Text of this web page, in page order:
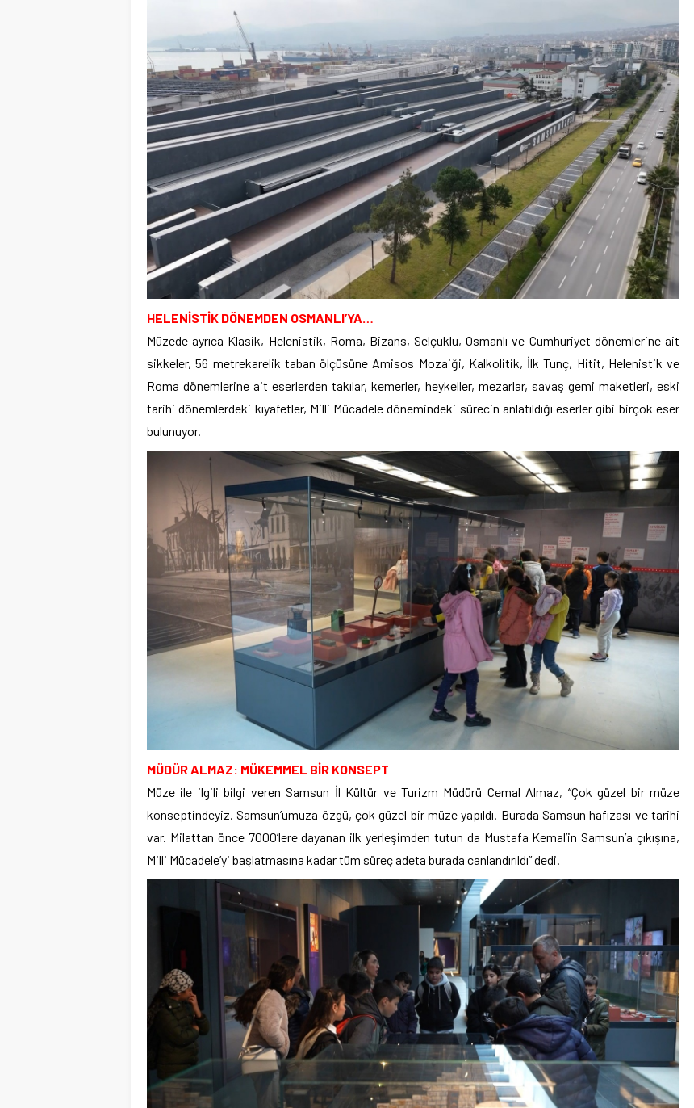
HELENİSTİK DÖNEMDEN OSMANLI’YA…
Müzede ayrıca Klasik, Helenistik, Roma, Bizans, Selçuklu, Osmanlı ve Cumhuriyet dönemlerine ait
sikkeler, 56 metrekarelik taban ölçüsüne Amisos Mozaiği, Kalkolitik, İlk Tunç, Hitit, Helenistik ve
Roma dönemlerine ait eserlerden takılar, kemerler, heykeller, mezarlar, savaş gemi maketleri, eski
tarihi dönemlerdeki kıyafetler, Milli Mücadele dönemindeki sürecin anlatıldığı eserler gibi birçok eser
bulunuyor.
MÜDÜR ALMAZ: MÜKEMMEL BİR KONSEPT
Müze ile ilgili bilgi veren Samsun İl Kültür ve Turizm Müdürü Cemal Almaz, “Çok güzel bir müze
konseptindeyiz. Samsun’umuza özgü, çok güzel bir müze yapıldı. Burada Samsun hafızası ve tarihi
var. Milattan önce 7000’lere dayanan ilk yerleşimden tutun da Mustafa Kemal’in Samsun’a çıkışına,
Milli Mücadele’yi başlatmasına kadar tüm süreç adeta burada canlandırıldı” dedi.